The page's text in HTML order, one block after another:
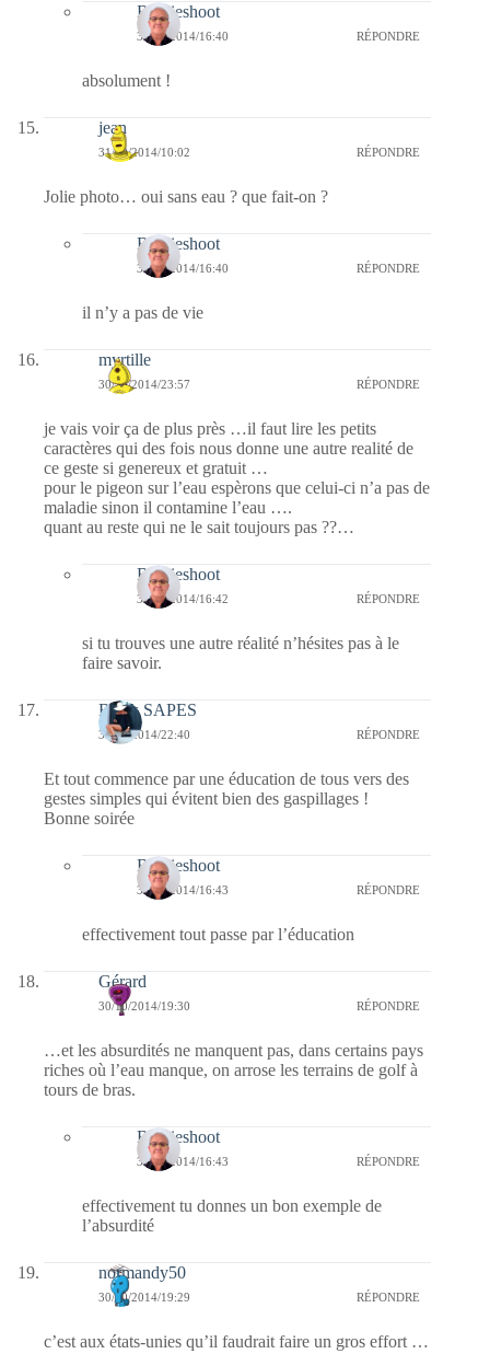
Bernieshoot
31/10/2014/16:40 RÉPONDRE
absolument !
jean
31/10/2014/10:02 RÉPONDRE
Jolie photo… oui sans eau ? que fait-on ?
Bernieshoot
31/10/2014/16:40 RÉPONDRE
il n’y a pas de vie
myrtille
30/10/2014/23:57 RÉPONDRE
je vais voir ça de plus près …il faut lire les petits
caractères qui des fois nous donne une autre realité de
ce geste si genereux et gratuit …
pour le pigeon sur l’eau espèrons que celui-ci n’a pas de
maladie sinon il contamine l’eau ….
quant au reste qui ne le sait toujours pas ??…
Bernieshoot
31/10/2014/16:42 RÉPONDRE
si tu trouves une autre réalité n’hésites pas à le
faire savoir.
Black SAPES
30/10/2014/22:40 RÉPONDRE
Et tout commence par une éducation de tous vers des
gestes simples qui évitent bien des gaspillages !
Bonne soirée
Bernieshoot
31/10/2014/16:43 RÉPONDRE
effectivement tout passe par l’éducation
Gérard
30/10/2014/19:30 RÉPONDRE
…et les absurdités ne manquent pas, dans certains pays
riches où l’eau manque, on arrose les terrains de golf à
tours de bras.
Bernieshoot
31/10/2014/16:43 RÉPONDRE
effectivement tu donnes un bon exemple de
l’absurdité
normandy50
30/10/2014/19:29 RÉPONDRE
c’est aux états-unies qu’il faudrait faire un gros effort …